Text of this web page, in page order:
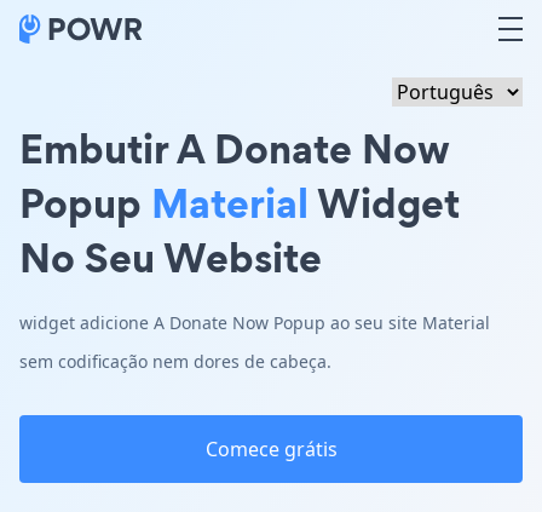
Embutir A Donate Now
Popup MaterialWidget
No Seu Website
widget adicione A Donate Now Popup ao seu site Material
sem codificação nem dores de cabeça.
Comece grátis